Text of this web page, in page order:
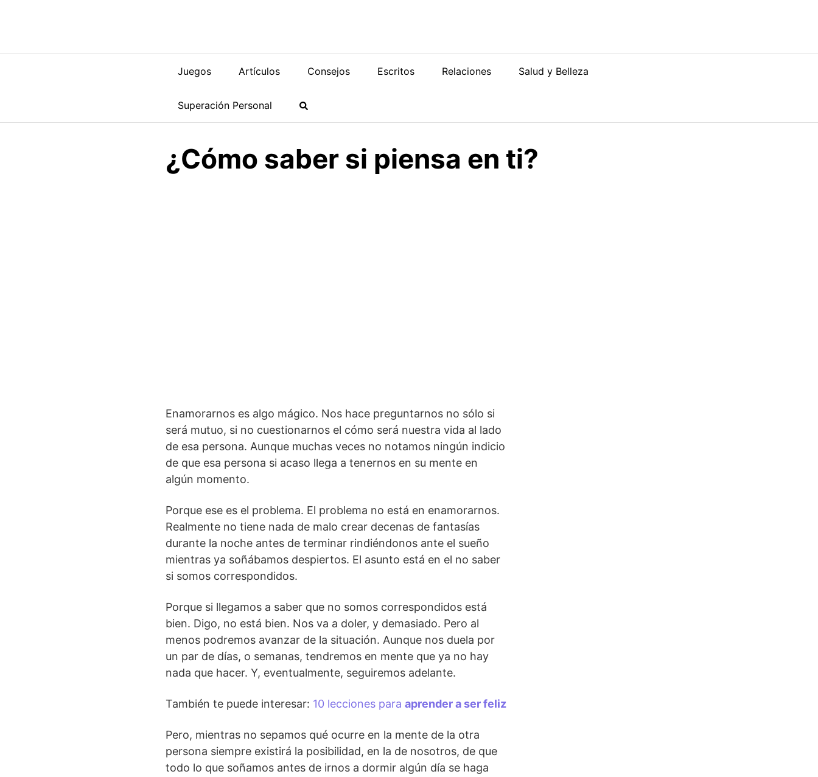
Juegos Artículos Consejos Escritos Relaciones Salud y Belleza
Superación Personal
¿Cómo saber si piensa en ti?
Enamorarnos es algo mágico. Nos hace preguntarnos no sólo si
será mutuo, si no cuestionarnos el cómo será nuestra vida al lado
de esa persona. Aunque muchas veces no notamos ningún indicio
de que esa persona si acaso llega a tenernos en su mente en
algún momento.
Porque ese es el problema. El problema no está en enamorarnos.
Realmente no tiene nada de malo crear decenas de fantasías
durante la noche antes de terminar rindiéndonos ante el sueño
mientras ya soñábamos despiertos. El asunto está en el no saber
si somos correspondidos.
Porque si llegamos a saber que no somos correspondidos está
bien. Digo, no está bien. Nos va a doler, y demasiado. Pero al
menos podremos avanzar de la situación. Aunque nos duela por
un par de días, o semanas, tendremos en mente que ya no hay
nada que hacer. Y, eventualmente, seguiremos adelante.
También te puede interesar: 10 lecciones para aprender a ser feliz
Pero, mientras no sepamos qué ocurre en la mente de la otra
persona siempre existirá la posibilidad, en la de nosotros, de que
todo lo que soñamos antes de irnos a dormir algún día se haga